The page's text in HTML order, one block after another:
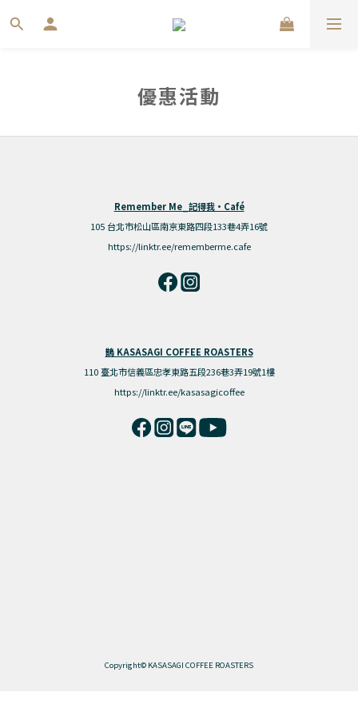
優惠活動
Remember Me_記得我·Café
105 台北市松山區南京東路四段133巷4弄16號
https://linktr.ee/rememberme.cafe
鵲 KASASAGI COFFEE ROASTERS
110 臺北市信義區忠孝東路五段236巷3弄19號1樓
https://linktr.ee/kasasagicoffee
Copyright© KASASAGI COFFEE ROASTERS